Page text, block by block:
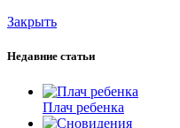
Закрыть
Недавние статьи
Плач ребенка